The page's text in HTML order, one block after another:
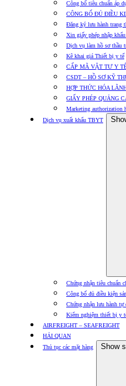
Công bố tiêu chuẩn áp
CÔNG BỐ ĐỦ ĐIỀU
Đăng ký lưu hành trang
Xin giấy phép nhập
Dịch vụ làm hồ sơ thầu
Kê khai giá Thiết bị y tế
CẤP MÃ VẬT TƯ Y
CSDT – HỒ SƠ KỸ
HỢP THỨC HÓA
GIẤY PHÉP QUẢNG
Marketing authorization
Dịch vụ xuất khẩu TBYT
Chứng nhận tiêu chuẩn
Công bố đủ điều kiện
Chứng nhận lưu hành tự
Kiểm nghiệm thiết bị y
AIRFREIGHT – SEAFREIGHT
HẢI QUAN
Thủ tục các mặt hàng
Show